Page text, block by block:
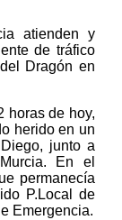
atienden y
de tráfico
Dragón en
horas de hoy,
herido en un
junto a
En el
permanecía
P.Local de
Emergencia.